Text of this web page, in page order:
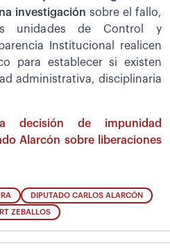
investigación sobre el fallo,
unidades de Control y
Institucional realicen
para establecer si existen
administrativa, disciplinaria
decisión de impunidad
Alarcón sobre liberaciones
DIPUTADO CARLOS ALARCÓN
ZEBALLOS